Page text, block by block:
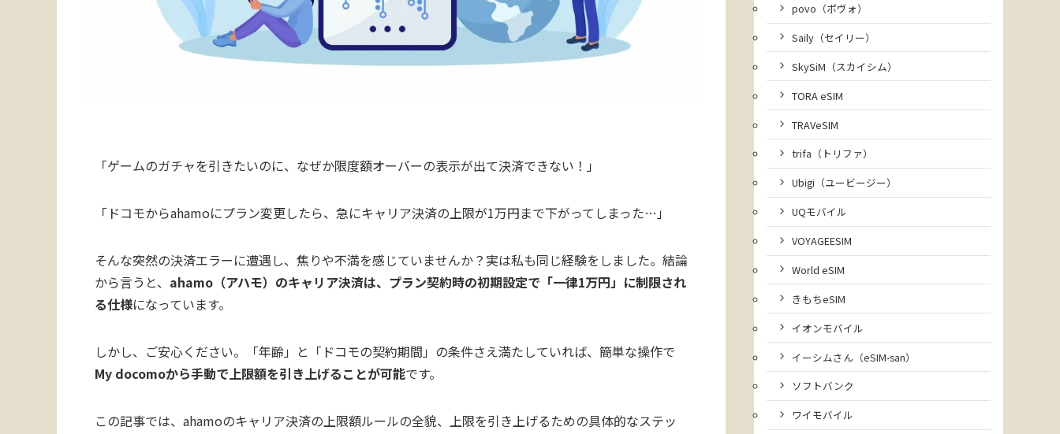
「ゲームのガチャを引きたいのに、なぜか限度額オーバーの表示が出て決済できない！」
「ドコモからahamoにプラン変更したら、急にキャリア決済の上限が1万円まで下がってしまった…」
そんな突然の決済エラーに遭遇し、焦りや不満を感じていませんか？実は私も同じ経験をしました。結論
から言うと、 ahamo（アハモ）のキャリア決済は、プラン契約時の初期設定で「一律1万円」に制限され
る仕様になっています。
しかし、ご安心ください。「年齢」と「ドコモの契約期間」の条件さえ満たしていれば、簡単な操作で
My docomoから手動で上限額を引き上げることが可能です。
この記事では、ahamoのキャリア決済の上限額ルールの全貌、上限を引き上げるための具体的なステッ
povo（ポヴォ）
Saily（セイリー）
SkySiM（スカイシム）
TORA eSIM
TRAVeSIM
trifa（トリファ）
Ubigi（ユービージー）
UQモバイル
VOYAGEESIM
World eSIM
きもちeSIM
イオンモバイル
イーシムさん（eSIM-san）
ソフトバンク
ワイモバイル